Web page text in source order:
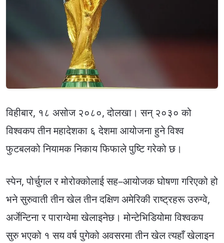
विहीबार, १८ असोज २०८०, दोलखा। सन् २०३० को
विश्वकप तीन महादेशका ६ देशमा आयोजना हुने विश्व
फुटबलको नियामक निकाय फिफाले पुष्टि गरेको छ।
स्पेन, पोर्चुगल र मोरोक्कोलाई सह–आयोजक घोषणा गरिएको हो
भने सुरुवाती तीन खेल तीन दक्षिण अमेरिकी राष्ट्रहरू उरुग्वे,
अर्जेन्टिना र पाराग्वेमा खेलाइनेछ। मोन्टेभिडियोमा विश्वकप
सुरु भएको १ सय वर्ष पुगेको अवसरमा तीन खेल त्यहाँ खेलाइन